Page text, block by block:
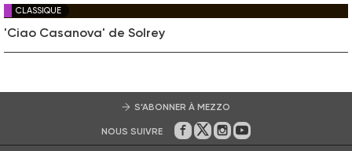
CLASSIQUE
'Ciao Casanova' de Solrey
S’ABONNER À MEZZO
NOUS SUIVRE Sur Facebook
Sur Twitter
Sur Instagram
Sur Youtube